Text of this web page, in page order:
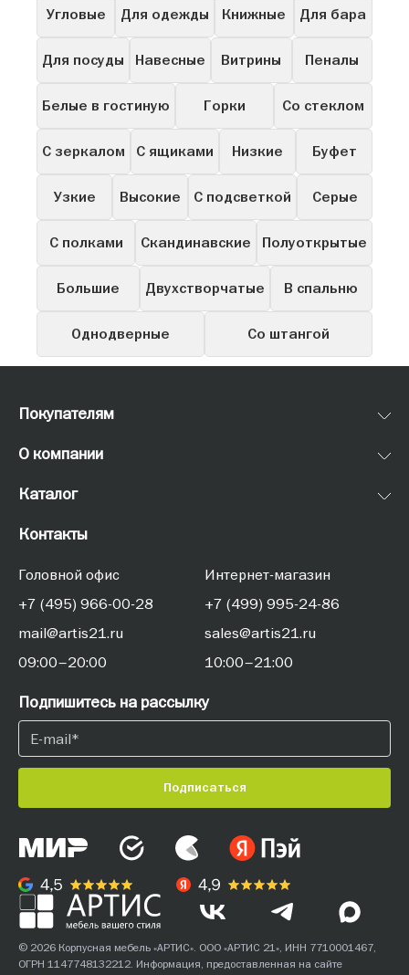
Угловые Для одежды Книжные Для бара
Для посуды Навесные Витрины Пеналы
Белые в гостиную Горки Со стеклом
С зеркалом С ящиками Низкие Буфет
Узкие Высокие С подсветкой Серые
С полками Скандинавские Полуоткрытые
Большие Двухстворчатые В спальню
Однодверные Со штангой
Покупателям
О компании
Каталог
Контакты
Головной офис
+7 (495) 966-00-28
mail@artis21.ru
09:00–20:00
Интернет-магазин
+7 (499) 995-24-86
sales@artis21.ru
10:00–21:00
Подпишитесь на рассылку
Подписаться
© 2026 Корпусная мебель «АРТИС». ООО «АРТИС 21», ИНН 7710001467,
ОГРН 1147748132212. Информация, предоставленная на сайте